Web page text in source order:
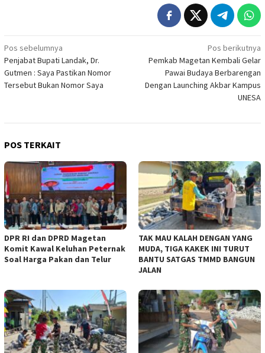
Navigasi
pos
Pos sebelumnya
Penjabat Bupati Landak, Dr.
Gutmen : Saya Pastikan Nomor
Tersebut Bukan Nomor Saya
Pos berikutnya
Pemkab Magetan Kembali Gelar
Pawai Budaya Berbarengan
Dengan Launching Akbar Kampus
UNESA
POS TERKAIT
DPR RI dan DPRD Magetan
Komit Kawal Keluhan Peternak
Soal Harga Pakan dan Telur
TAK MAU KALAH DENGAN YANG
MUDA, TIGA KAKEK INI TURUT
BANTU SATGAS TMMD BANGUN
JALAN